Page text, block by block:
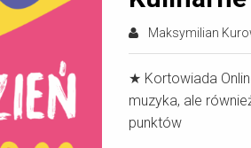
Maksymilian
★ Kortowiada
muzyka, ale
punktów